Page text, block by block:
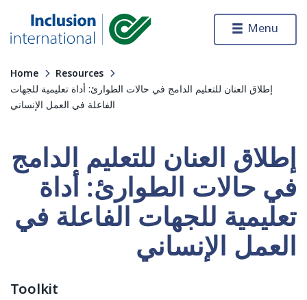
Menu
Home
Resources
إطلاق العنان للتعليم الدامج في حالات الطوارئ: أداة تعليمية للجهات
الفاعلة في العمل الإنساني
إطلاق العنان للتعليم الدامج
في حالات الطوارئ: أداة
تعليمية للجهات الفاعلة في
العمل الإنساني
Toolkit